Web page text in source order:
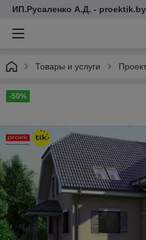
ИП.Русаленко А.Д. - proektik.by
Товары и услуги
-50%